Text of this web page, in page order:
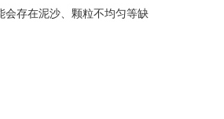
存在泥沙、颗粒不均匀等缺